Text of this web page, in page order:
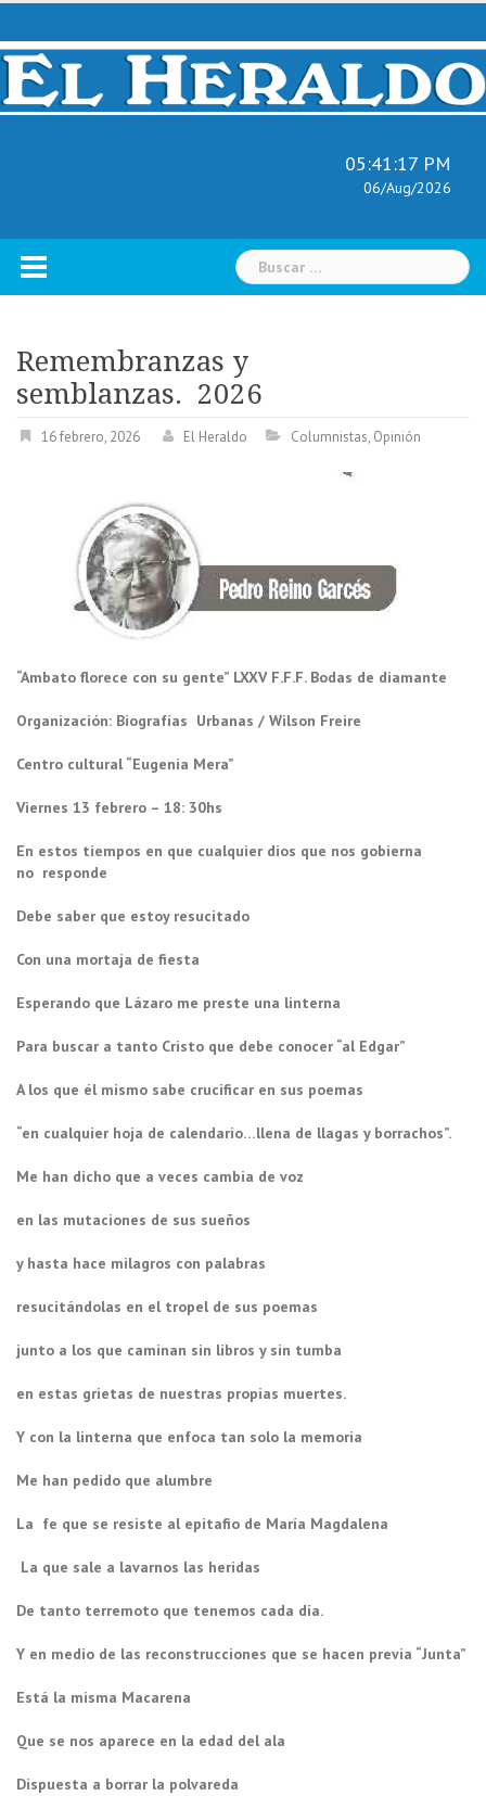
Skip
content
05:41:18 PM
06/Aug/2026
Buscar:
Remembranzas y
semblanzas. 2026
16 febrero, 2026 El Heraldo Columnistas, Opinión
“Ambato florece con su gente” LXXV F.F.F. Bodas de diamante
Organización: Biografías Urbanas / Wilson Freire
Centro cultural “Eugenia Mera”
Viernes 13 febrero – 18: 30hs
En estos tiempos en que cualquier dios que nos gobierna
no responde
Debe saber que estoy resucitado
Con una mortaja de fiesta
Esperando que Lázaro me preste una linterna
Para buscar a tanto Cristo que debe conocer “al Edgar”
A los que él mismo sabe crucificar en sus poemas
“en cualquier hoja de calendario…llena de llagas y borrachos”.
Me han dicho que a veces cambia de voz
en las mutaciones de sus sueños
y hasta hace milagros con palabras
resucitándolas en el tropel de sus poemas
junto a los que caminan sin libros y sin tumba
en estas grietas de nuestras propias muertes.
Y con la linterna que enfoca tan solo la memoria
Me han pedido que alumbre
La fe que se resiste al epitafio de María Magdalena
La que sale a lavarnos las heridas
De tanto terremoto que tenemos cada día.
Y en medio de las reconstrucciones que se hacen previa “Junta”
Está la misma Macarena
Que se nos aparece en la edad del ala
Dispuesta a borrar la polvareda